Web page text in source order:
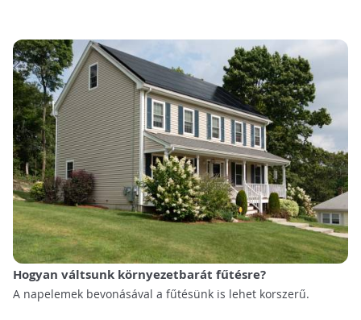
Hogyan váltsunk környezetbarát fűtésre?
A napelemek bevonásával a fűtésünk is lehet korszerű.